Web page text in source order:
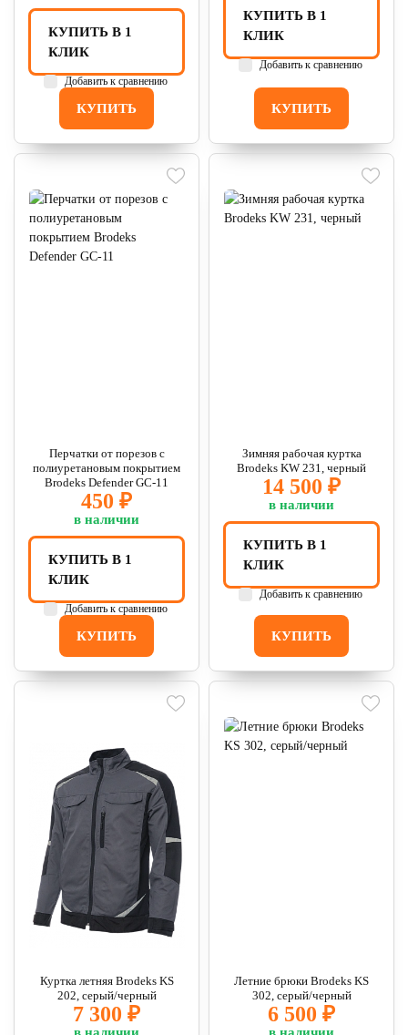
КУПИТЬ
КУПИТЬ В 1
КЛИК
Добавить к сравнению
КУПИТЬ
КУПИТЬ В 1
КЛИК
Добавить к сравнению
Перчатки от порезов с
полиуретановым покрытием
Brodeks Defender GС-11
450 ₽
в наличии
КУПИТЬ
КУПИТЬ В 1
КЛИК
Добавить к сравнению
Зимняя рабочая куртка
Brodeks KW 231, черный
14 500 ₽
в наличии
КУПИТЬ
КУПИТЬ В 1
КЛИК
Добавить к сравнению
Куртка летняя Brodeks KS
202, серый/черный
7 300 ₽
Летние брюки Brodeks KS
302, серый/черный
6 500 ₽